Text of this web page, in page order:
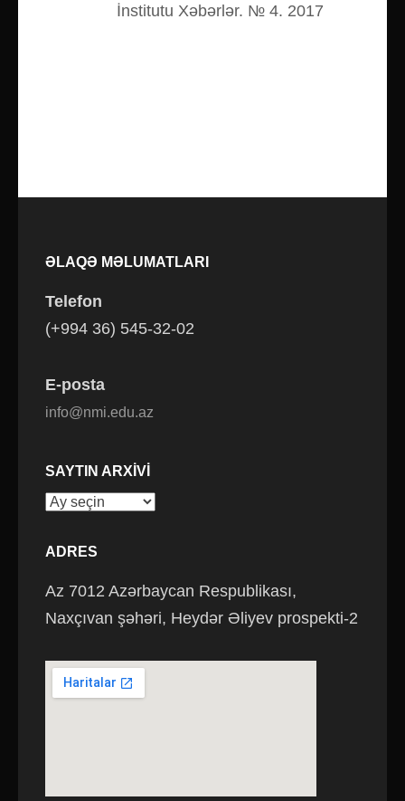
İnstitutu Xəbərlər. № 4. 2017
ƏLAQƏ MƏLUMATLARI
Telefon
(+994 36) 545-32-02
E-posta
info@nmi.edu.az
SAYTIN ARXIVI
Saytın
ADRES
Az 7012 Azərbaycan Respublikası,
Naxçıvan şəhəri, Heydər Əliyev prospekti-2